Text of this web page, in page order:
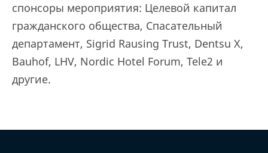
спонсоры мероприятия: Целевой капитал
гражданского общества, Спасательный
департамент, Sigrid Rausing Trust, Dentsu X,
Bauhof, LHV, Nordic Hotel Forum, Tele2 и
другие.